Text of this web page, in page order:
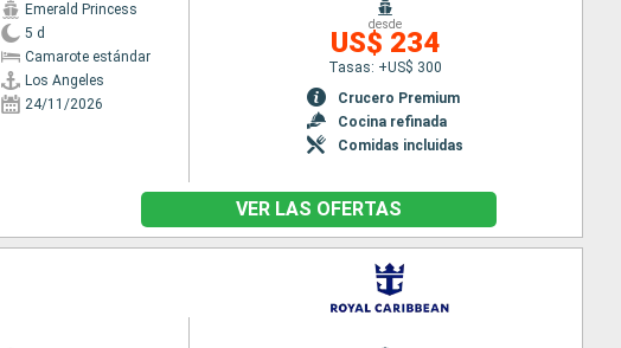
Emerald Princess
5 d
Camarote estándar
Los Angeles
24/11/2026
desde
US$ 234
Tasas: +US$ 300
Crucero Premium
Cocina refinada
Comidas incluidas
VER LAS OFERTAS